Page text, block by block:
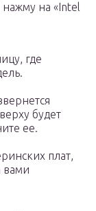
нажму на «Intel
где
будет
ее.
плат,
вами